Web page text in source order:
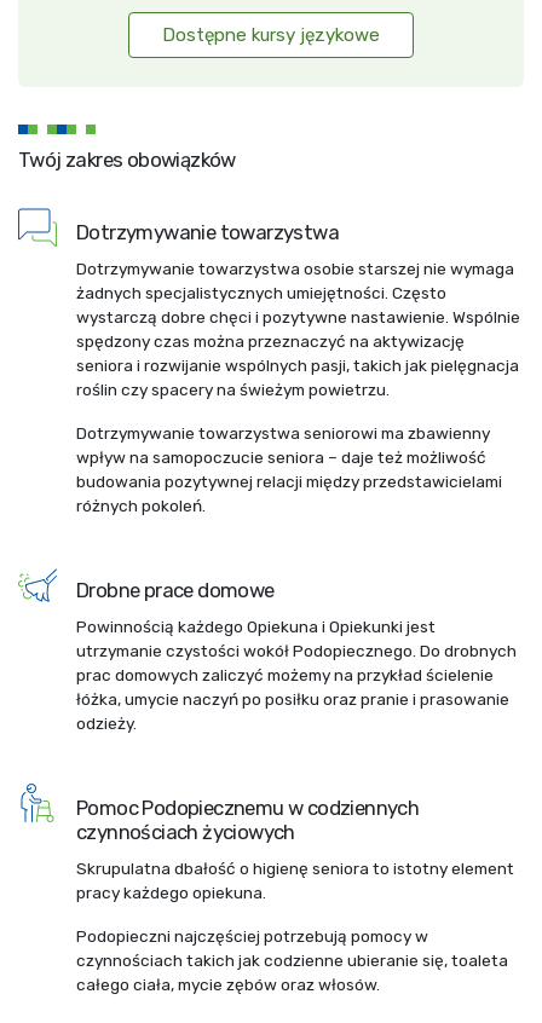
Dostępne kursy językowe
Twój zakres obowiązków
Dotrzymywanie towarzystwa
Dotrzymywanie towarzystwa osobie starszej nie wymaga
żadnych specjalistycznych umiejętności. Często
wystarczą dobre chęci i pozytywne nastawienie. Wspólnie
spędzony czas można przeznaczyć na aktywizację
seniora i rozwijanie wspólnych pasji, takich jak pielęgnacja
roślin czy spacery na świeżym powietrzu.
Dotrzymywanie towarzystwa seniorowi ma zbawienny
wpływ na samopoczucie seniora – daje też możliwość
budowania pozytywnej relacji między przedstawicielami
różnych pokoleń.
Drobne prace domowe
Powinnością każdego Opiekuna i Opiekunki jest
utrzymanie czystości wokół Podopiecznego. Do drobnych
prac domowych zaliczyć możemy na przykład ścielenie
łóżka, umycie naczyń po posiłku oraz pranie i prasowanie
odzieży.
Pomoc Podopiecznemu w codziennych
czynnościach życiowych
Skrupulatna dbałość o higienę seniora to istotny element
pracy każdego opiekuna.
Podopieczni najczęściej potrzebują pomocy w
czynnościach takich jak codzienne ubieranie się, toaleta
całego ciała, mycie zębów oraz włosów.